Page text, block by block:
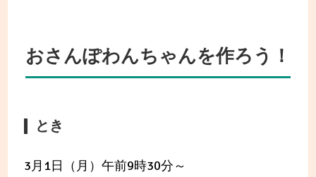
おさんぽわんちゃんを作ろう！
とき
3月1日（月）午前9時30分～